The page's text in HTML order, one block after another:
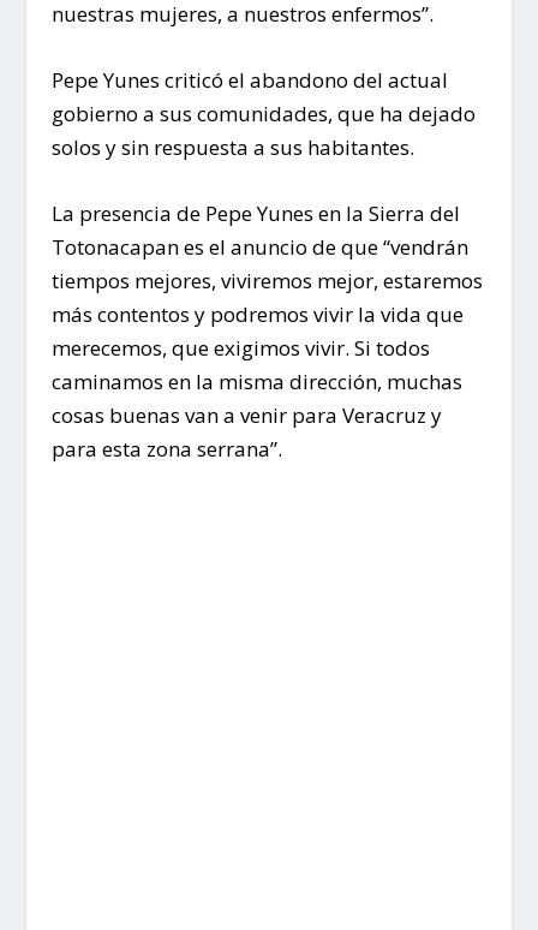
nuestras mujeres, a nuestros enfermos”.
Pepe Yunes criticó el abandono del actual
gobierno a sus comunidades, que ha dejado
solos y sin respuesta a sus habitantes.
La presencia de Pepe Yunes en la Sierra del
Totonacapan es el anuncio de que “vendrán
tiempos mejores, viviremos mejor, estaremos
más contentos y podremos vivir la vida que
merecemos, que exigimos vivir. Si todos
caminamos en la misma dirección, muchas
cosas buenas van a venir para Veracruz y
para esta zona serrana”.